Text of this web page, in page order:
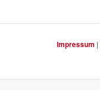
Impressum |